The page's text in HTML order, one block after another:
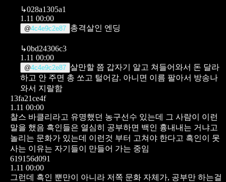
↳028a1305a1
1.11 00:00
@4c4e9c2e87 총격살인 엔딩
↳0bd24306c3
1.11 00:00
@4c4e9c2e87 살만할 쯤 갑자기 알고 쳐들어와서 돈 달라
하고 안 주면 총 쏘고 털어감. 아니면 이름 팔아서 방송나
와서 지랄함
13fa21ce4f
1.11 00:00
찰스 바클리라고 유명했던 농구선수 있는데 그 사람이 이런
말을 했음 흑인들은 열심히 공부하면 백인 흉내내는 거냐고
놀리는 문화가 있는데 이런것 부터 고쳐야 한다고 흑인이 못
사는 이유는 자기들이 만들어 가는 중임
619156d091
1.11 00:00
그런데 흑인 뿐만이 아니라 저쪽 문화 자체가, 공부만 하는걸